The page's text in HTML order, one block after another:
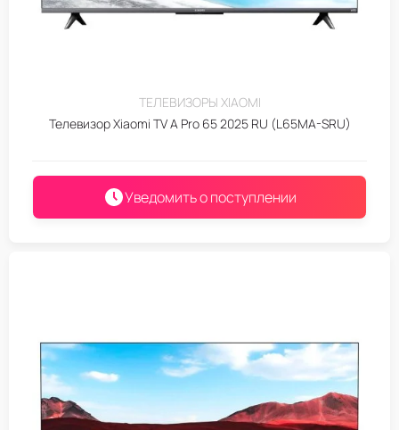
ТЕЛЕВИЗОРЫ XIAOMI
Телевизор Xiaomi TV A Pro 65 2025 RU (L65MA-SRU)
Уведомить о поступлении